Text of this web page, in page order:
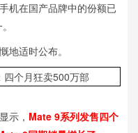
机在国产品牌中的份额已
地适时公布。
示， Mate 9系列发售四个